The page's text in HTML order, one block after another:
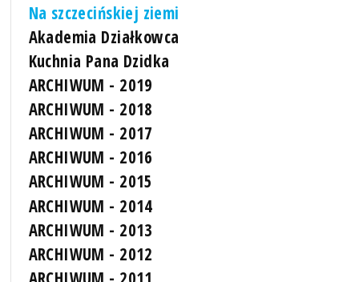
Na szczecińskiej ziemi
Akademia Działkowca
Kuchnia Pana Dzidka
ARCHIWUM - 2019
ARCHIWUM - 2018
ARCHIWUM - 2017
ARCHIWUM - 2016
ARCHIWUM - 2015
ARCHIWUM - 2014
ARCHIWUM - 2013
ARCHIWUM - 2012